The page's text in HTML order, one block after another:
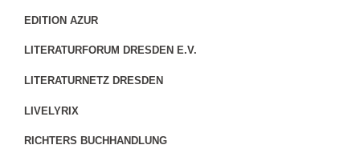
EDITION AZUR
LITERATURFORUM DRESDEN E.V.
LITERATURNETZ DRESDEN
LIVELYRIX
RICHTERS BUCHHANDLUNG